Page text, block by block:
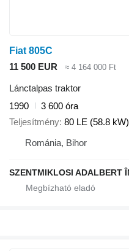
Fiat 805C
11 500 EUR
≈ 4 164 000 Ft
Lánctalpas traktor
1990
3 600 óra
Teljesítmény 80 LE (58.8 kW)
Románia, Bihor